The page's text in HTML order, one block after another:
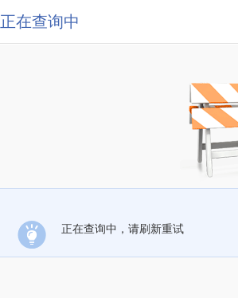
正在查询中
正在查询中，请刷新重试